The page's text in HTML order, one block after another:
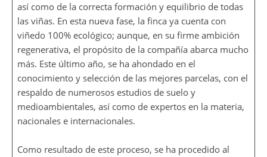
así como de la correcta formación y equilibrio de todas
las viñas. En esta nueva fase, la finca ya cuenta con
viñedo 100% ecológico; aunque, en su firme ambición
regenerativa, el propósito de la compañía abarca mucho
más. Este último año, se ha ahondado en el
conocimiento y selección de las mejores parcelas, con el
respaldo de numerosos estudios de suelo y
medioambientales, así como de expertos en la materia,
nacionales e internacionales.
Como resultado de este proceso, se ha procedido al